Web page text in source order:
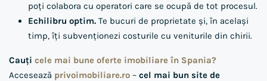
poți colabora cu operatori care se ocupă de tot procesul.
Echilibru optim. Te bucuri de proprietate și, în același
timp, îți subvenționezi costurile cu veniturile din chirii.
Cauți cele mai bune oferte imobiliare în Spania?
Accesează privoimobiliare.ro – cel mai bun site de